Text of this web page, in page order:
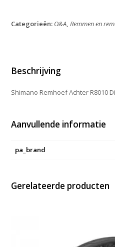
Direct
Categorieën: O&A,Remmen en
Beschrijving
Shimano Remhoef Achter R8010
Aanvullende informatie
pa_brand
Gerelateerde producten